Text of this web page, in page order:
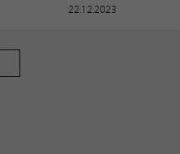
22.12.2023